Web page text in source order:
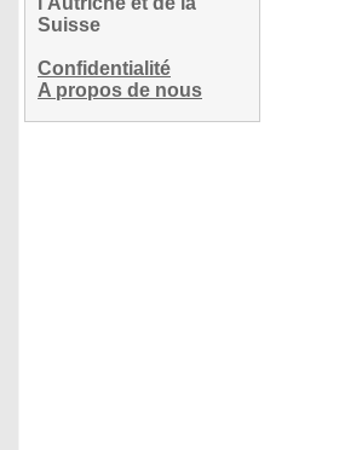
Suisse
Confidentialité
A propos de nous